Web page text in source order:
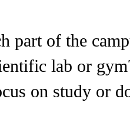
of the
lab or
on study or